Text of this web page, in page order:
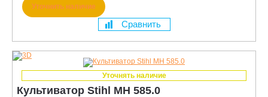
Уточнить наличие
Сравнить
Уточнять наличие
Культиватор Stihl MH 585.0